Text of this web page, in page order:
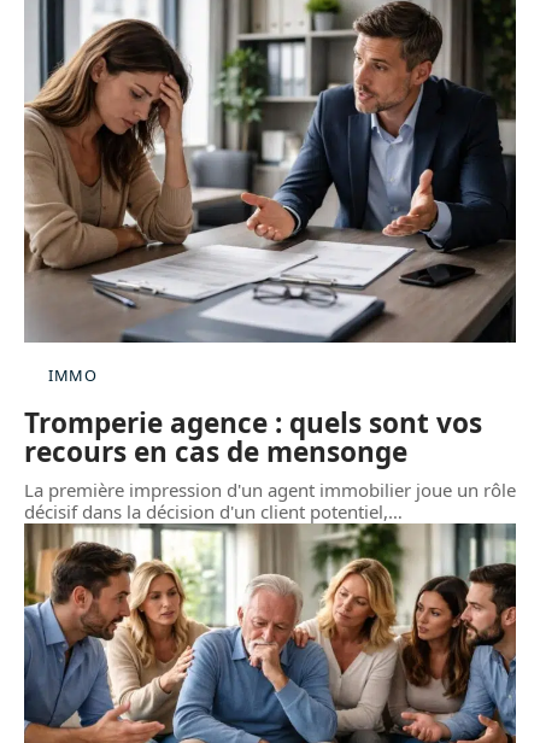
IMMO
Tromperie agence : quels sont vos
recours en cas de mensonge
La première impression d'un agent immobilier joue un rôle
décisif dans la décision d'un client potentiel,…